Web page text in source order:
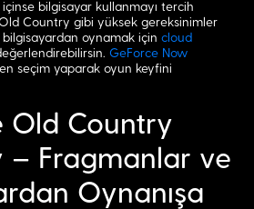
bilgisayar kullanmayı tercih
Country gibi yüksek gereksinimler
oynamak için cloud
GeForce Now
seçim yaparak oyun keyfini
Old Country
– Fragmanlar ve
Oynanışa